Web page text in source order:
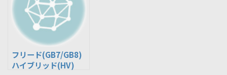
フリード(GB7/GB8)
ハイブリッド(HV)